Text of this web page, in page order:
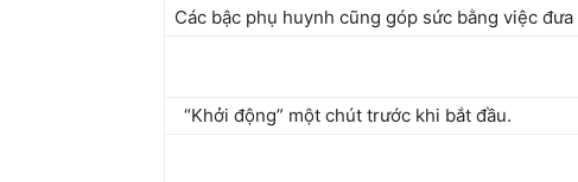
Các bậc phụ huynh cũng góp sức bằng việc
“Khởi động” một chút trước khi bắt đầu.